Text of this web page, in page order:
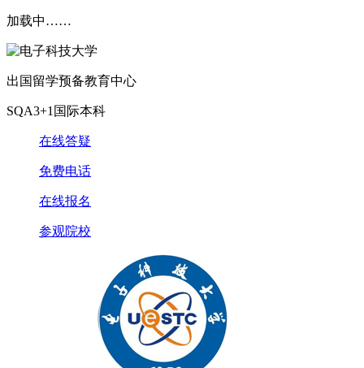
加载中……
出国留学预备教育中心
SQA3+1国际本科
在线答疑
免费电话
在线报名
参观院校